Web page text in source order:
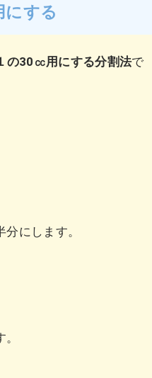
にする
の30㏄用にする分割法で
にします。